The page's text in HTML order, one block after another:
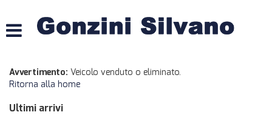
ACQUISTIAMO USATO
Avvertimento: Veicolo venduto o eliminato.
Ritorna alla home
Ultimi arrivi